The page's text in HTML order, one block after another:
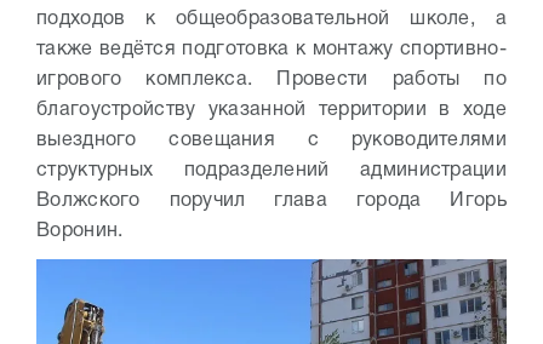
подходов к общеобразовательной школе, а
также ведётся подготовка к монтажу спортивно-
игрового комплекса. Провести работы по
благоустройству указанной территории в ходе
выездного совещания с руководителями
структурных подразделений администрации
Волжского поручил глава города Игорь
Воронин.